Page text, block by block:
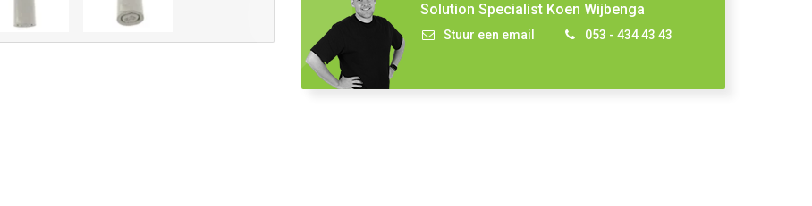
Solution Specialist Koen Wijbenga
Stuur een email 053 - 434 43 43